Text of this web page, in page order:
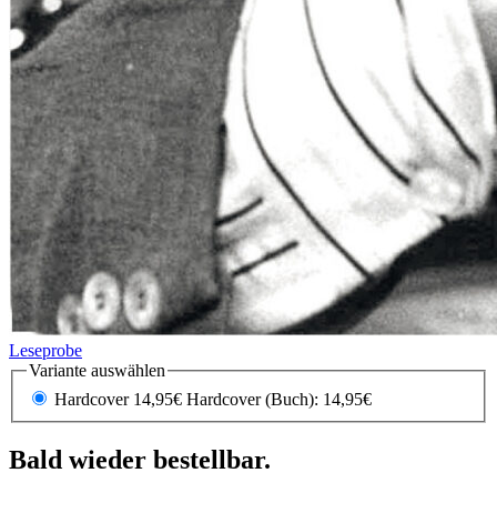
Leseprobe
Variante auswählen
Hardcover 14,95€
Hardcover (Buch): 14,95€
Bald wieder bestellbar.